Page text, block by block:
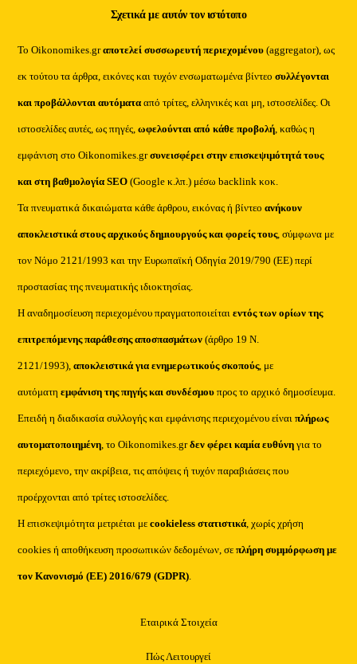
Σχετικά με αυτόν τον ιστότοπο
Το Oikonomikes.grαποτελεί συσσωρευτή περιεχομένου (aggregator), ως
εκ τούτου τα άρθρα, εικόνες και τυχόν ενσωματωμένα βίντεοσυλλέγονται
και προβάλλονται αυτόματααπό τρίτες, ελληνικές και μη, ιστοσελίδες. Οι
ιστοσελίδες αυτές, ως πηγές,ωφελούνται από κάθε προβολή, καθώς η
εμφάνιση στο Oikonomikes.grσυνεισφέρει στην επισκεψιμότητά τους
και στη βαθμολογία SEO (Google κ.λπ.) μέσω backlink κοκ.
Τα πνευματικά δικαιώματα κάθε άρθρου, εικόνας ή βίντεοανήκουν
αποκλειστικά στους αρχικούς δημιουργούς και φορείς τους, σύμφωνα με
τον Νόμο 2121/1993 και την Ευρωπαϊκή Οδηγία 2019/790 (ΕΕ) περί
προστασίας της πνευματικής ιδιοκτησίας.
Η αναδημοσίευση περιεχομένου πραγματοποιείταιεντός των ορίων της
επιτρεπόμενης παράθεσης αποσπασμάτων (άρθρο 19 Ν.
2121/1993), αποκλειστικά για ενημερωτικούς σκοπούς, με
αυτόματηεμφάνιση της πηγής και συνδέσμου προς το αρχικό δημοσίευμα.
Επειδή η διαδικασία συλλογής και εμφάνισης περιεχομένου είναιπλήρως
αυτοματοποιημένη, το Oikonomikes.grδεν φέρει καμία ευθύνη για το
περιεχόμενο, την ακρίβεια, τις απόψεις ή τυχόν παραβιάσεις που
προέρχονται από τρίτες ιστοσελίδες.
Η επισκεψιμότητα μετριέται μεcookieless στατιστικά, χωρίς χρήση
cookies ή αποθήκευση προσωπικών δεδομένων, σεπλήρη συμμόρφωση με
τον Κανονισμό (ΕΕ) 2016/679 (GDPR).
Εταιρικά Στοιχεία
Πώς Λειτουργεί